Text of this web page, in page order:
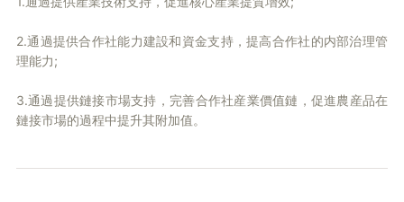
2.通過提供合作社能力建設和資金支持，提高合作社的内部治理管
理能力;
3.通過提供鏈接市場支持，完善合作社産業價值鏈，促進農産品在
鏈接市場的過程中提升其附加值。